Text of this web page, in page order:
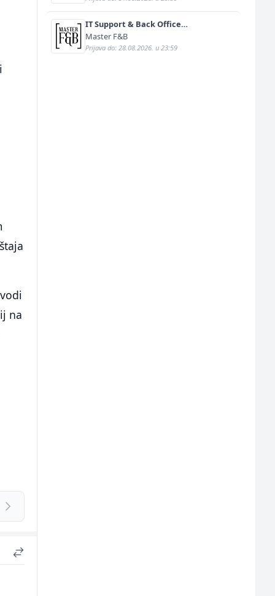
na
IT Support & Back Office
Administrator (m/ž)
Master F&B
Prijava do: 28.08.2026. u 23:59